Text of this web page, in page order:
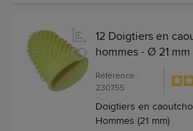
12 Doigtiers en
hommes - Ø 21 mm
Référence :
230755
Doigtiers en
Hommes (21 mm)